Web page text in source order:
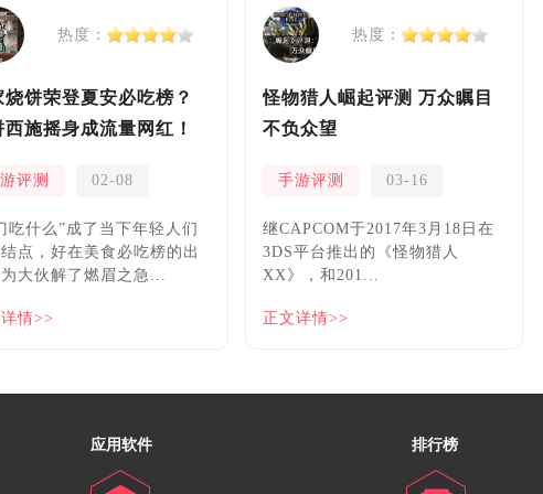
热度：
烧饼荣登夏安必吃榜？
西施摇身成流量网红！
评测 02-08
吃什么”成了当下年轻人们
点，好在美食必吃榜的出
大伙解了燃眉之急...
情>>
热度：
怪物猎人崛起评测 万众瞩目
不负众望
手游评测 03-16
继CAPCOM于2017年3月18日在
3DS平台推出的《怪物猎人
XX》，和201...
正文详情>>
应用软件 排行榜